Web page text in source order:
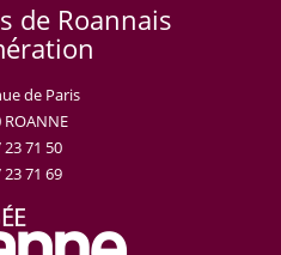
de Roannais
de Paris
ROANNE
23 71 50
23 71 69